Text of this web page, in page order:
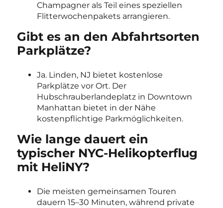
Champagner als Teil eines speziellen
Flitterwochenpakets arrangieren.
Gibt es an den Abfahrtsorten
Parkplätze?
Ja. Linden, NJ bietet kostenlose
Parkplätze vor Ort. Der
Hubschrauberlandeplatz in Downtown
Manhattan bietet in der Nähe
kostenpflichtige Parkmöglichkeiten.
Wie lange dauert ein
typischer NYC-Helikopterflug
mit HeliNY?
Die meisten gemeinsamen Touren
dauern 15–30 Minuten, während private